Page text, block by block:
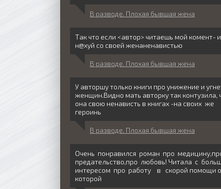
В разводе. Плохая бывшая жена
Так что если <автор> читаешь мой комент-
н@хуй со своей женаненавистью
В разводе. Плохая бывшая жена
У авторшу только книги про унижение и
женщин.Видно мать авторку так контузила,
она свою ненависть в книгах -на своих же
героинь
В разводе. Плохая бывшая жена
Очень понравился роман про
предательство,про любовь! Читала с
интересом про работу в скорой помощи
которой